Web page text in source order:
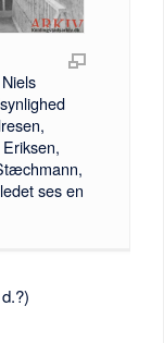
ses en